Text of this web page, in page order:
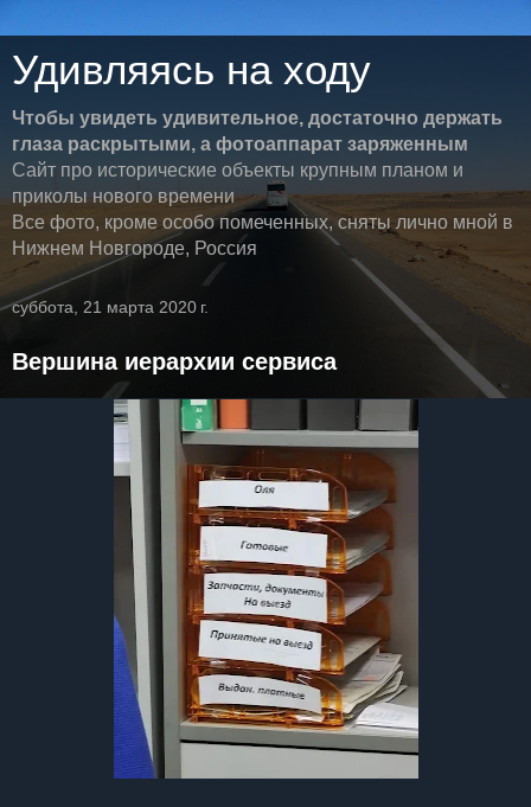
Удивляясь на ходу
Чтобы увидеть удивительное, достаточно держать
глаза раскрытыми, а фотоаппарат заряженным
Сайт про исторические объекты крупным планом и
приколы нового времени
Все фото, кроме особо помеченных, сняты лично мной в
Нижнем Новгороде, Россия
суббота, 21 марта 2020 г.
Вершина иерархии сервиса